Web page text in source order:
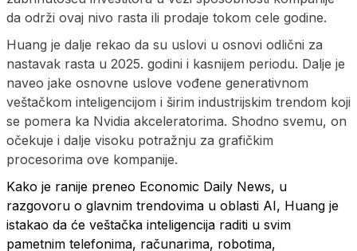
da održi ovaj nivo rasta ili prodaje tokom cele godine.
Huang je dalje rekao da su uslovi u osnovi odlični za
nastavak rasta u 2025. godini i kasnijem periodu. Dalje je
naveo jake osnovne uslove vođene generativnom
veštačkom inteligencijom i širim industrijskim trendom koji
se pomera ka Nvidia akceleratorima. Shodno svemu, on
očekuje i dalje visoku potražnju za grafičkim
procesorima ove kompanije.
Kako je ranije preneo Economic Daily News, u
razgovoru o glavnim trendovima u oblasti AI, Huang je
istakao da će veštačka inteligencija raditi u svim
pametnim telefonima, računarima, robotima,